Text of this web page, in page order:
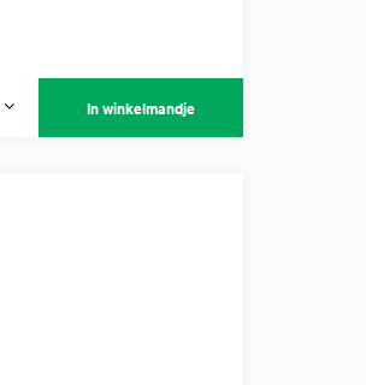
In winkelmandje